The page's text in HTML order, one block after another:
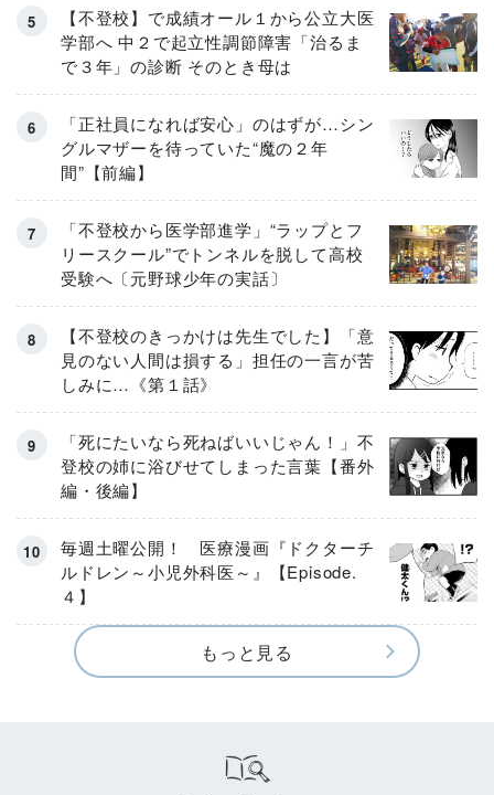
【不登校】で成績オール１から公立大医
学部へ 中２で起立性調節障害「治るま
で３年」の診断 そのとき母は
「正社員になれば安心」のはずが…シン
グルマザーを待っていた“魔の２年
間”【前編】
「不登校から医学部進学」“ラップとフ
リースクール”でトンネルを脱して高校
受験へ〔元野球少年の実話〕
【不登校のきっかけは先生でした】「意
見のない人間は損する」担任の一言が苦
しみに…《第１話》
「死にたいなら死ねばいいじゃん！」不
登校の姉に浴びせてしまった言葉【番外
編・後編】
毎週土曜公開！ 医療漫画『ドクターチ
ルドレン～小児外科医～』【Episode.
４】
もっと見る